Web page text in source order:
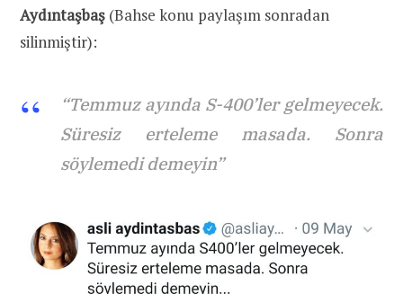
Aydıntaşbaş (Bahse konu paylaşım sonradan
silinmiştir):
“Temmuz ayında S-400’ler gelmeyecek.
Süresiz erteleme masada. Sonra
söylemedi demeyin”